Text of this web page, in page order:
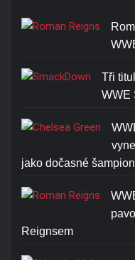
Tři
WWE
jako dočasné
Reignsem